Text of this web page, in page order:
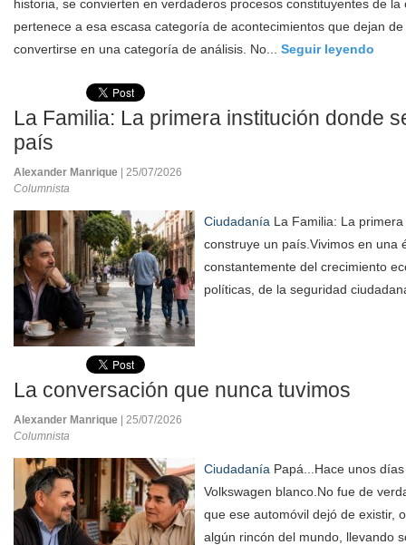
historia, se convierten en verdaderos procesos constituyentes de
pertenece a esa escasa categoría de acontecimientos que dejan
convertirse en una categoría de análisis. No... Seguir leyendo
La Familia: La primera institución donde
país
Alexander Manrique
| 25/07/2026
Columnista
Ciudadanía La Familia: La
construye un país.Vivimos en una
constantemente del crecimiento
políticas, de la seguridad
La conversación que nunca tuvimos
Alexander Manrique
| 25/07/2026
Columnista
Ciudadanía Papá...Hace unos
Volkswagen blanco.No fue de
que ese automóvil dejó de existir,
algún rincón del mundo, llevando